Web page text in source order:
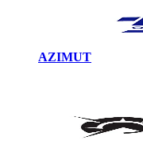
AZIMUT